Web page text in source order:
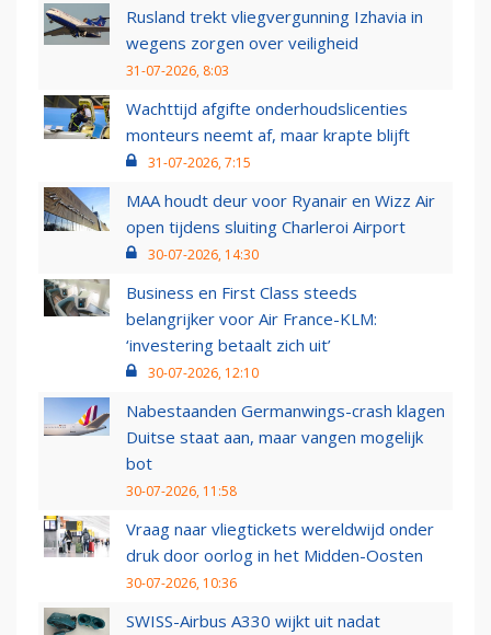
Rusland trekt vliegvergunning Izhavia in
wegens zorgen over veiligheid
31-07-2026, 8:03
Wachttijd afgifte onderhoudslicenties
monteurs neemt af, maar krapte blijft
31-07-2026, 7:15
MAA houdt deur voor Ryanair en Wizz Air
open tijdens sluiting Charleroi Airport
30-07-2026, 14:30
Business en First Class steeds
belangrijker voor Air France-KLM:
‘investering betaalt zich uit’
30-07-2026, 12:10
Nabestaanden Germanwings-crash klagen
Duitse staat aan, maar vangen mogelijk
bot
30-07-2026, 11:58
Vraag naar vliegtickets wereldwijd onder
druk door oorlog in het Midden-Oosten
30-07-2026, 10:36
SWISS-Airbus A330 wijkt uit nadat